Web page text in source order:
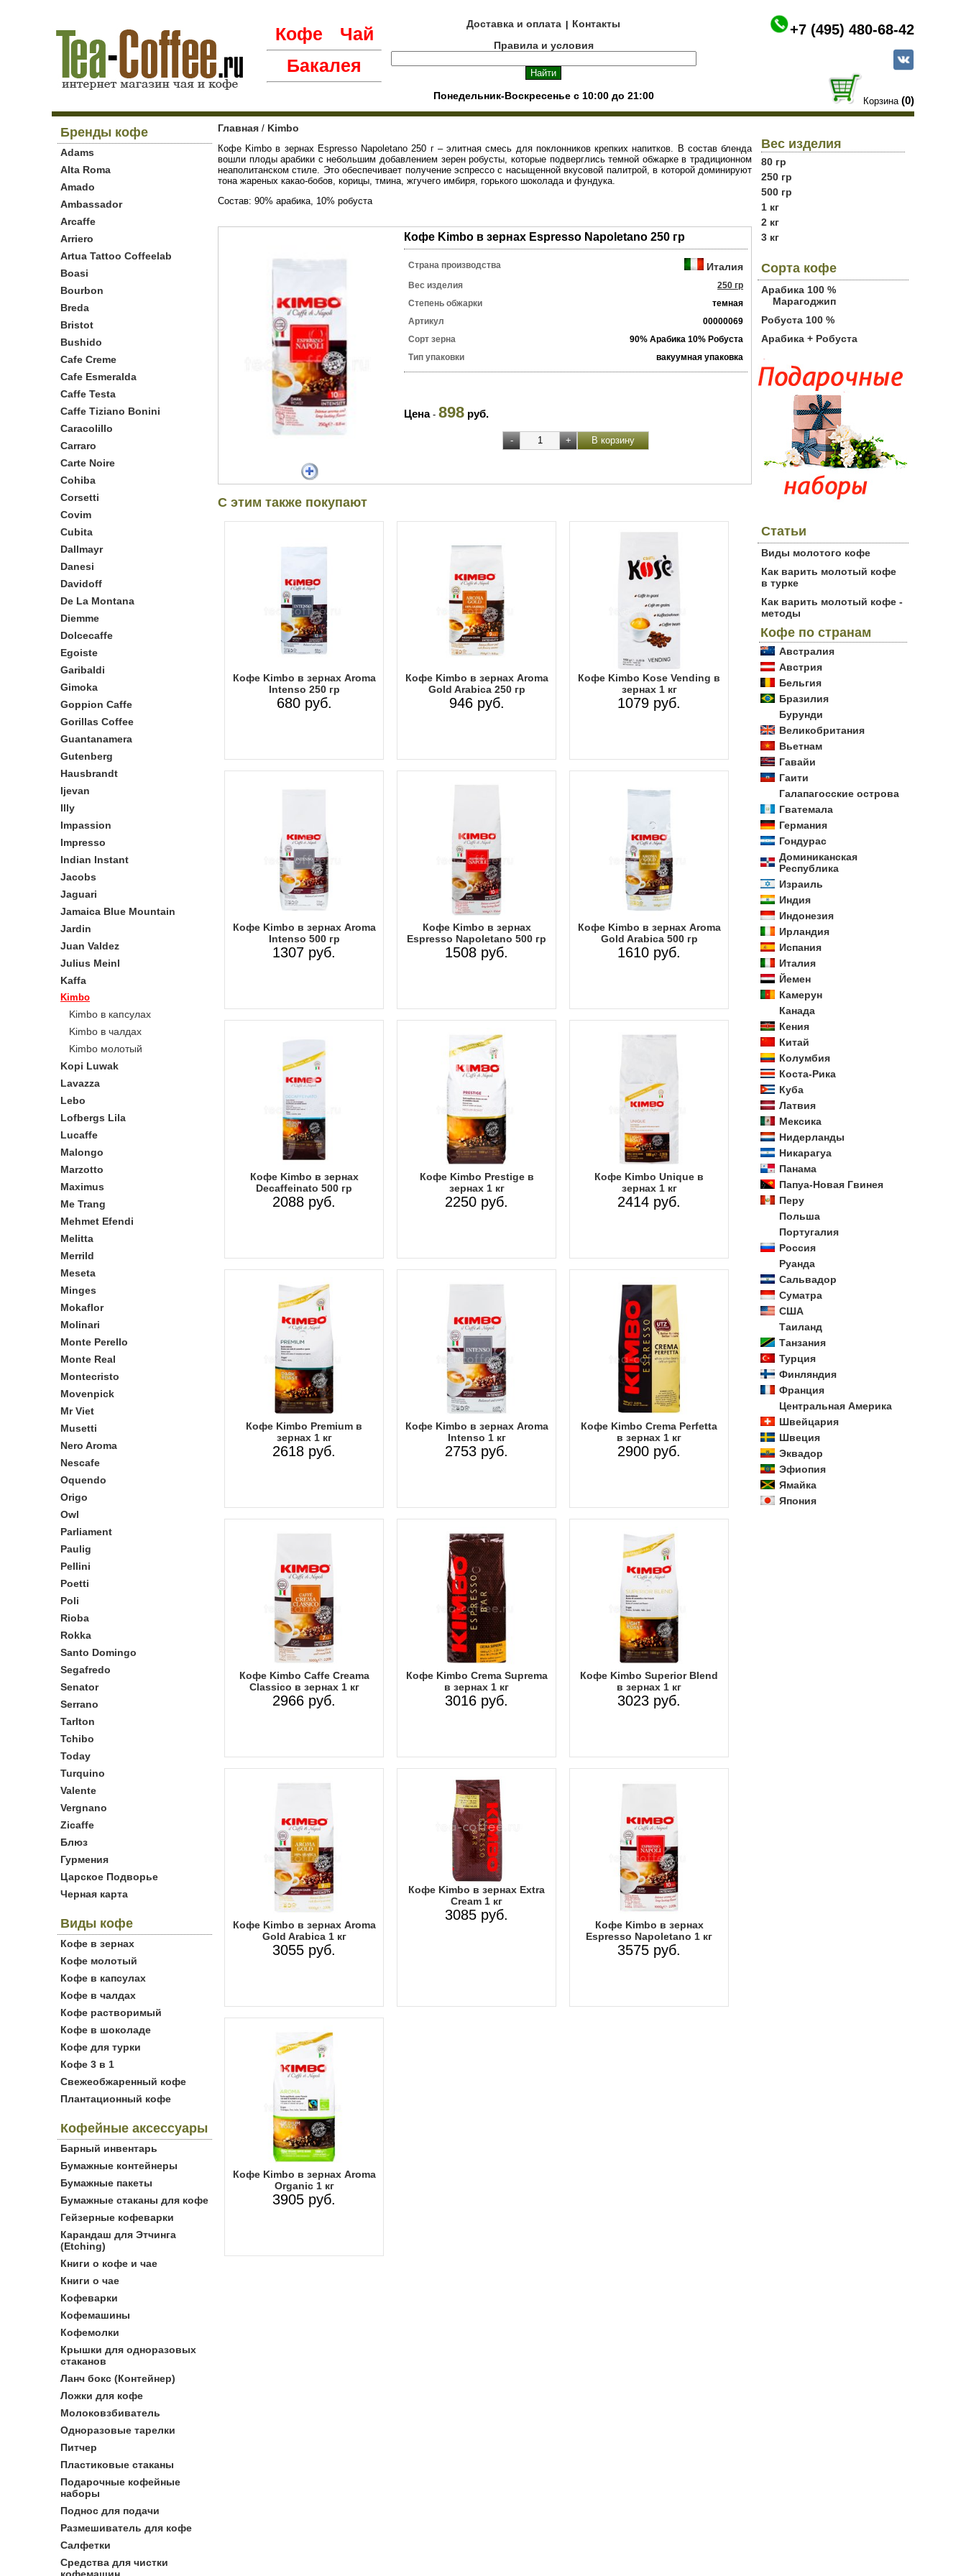
Кофе
Чай
Бакалея
Доставка и оплата
Контакты
Правила и условия
Понедельник-Воскресенье с 10:00 до 21:00
+7 (495) 480-68-42
Корзина (0)
Бренды кофе
Adams
Alta Roma
Amado
Ambassador
Arcaffe
Arriero
Artua Tattoo Coffeelab
Boasi
Bourbon
Breda
Bristot
Bushido
Cafe Creme
Cafe Esmeralda
Caffe Testa
Caffe Tiziano Bonini
Caracolillo
Carraro
Carte Noire
Cohiba
Corsetti
Covim
Cubita
Dallmayr
Danesi
Davidoff
De La Montana
Diemme
Dolcecaffe
Egoiste
Garibaldi
Gimoka
Goppion Caffe
Gorillas Coffee
Guantanamera
Gutenberg
Hausbrandt
Ijevan
Illy
Impassion
Impresso
Indian Instant
Jacobs
Jaguari
Jamaica Blue Mountain
Jardin
Juan Valdez
Julius Meinl
Kaffa
Kimbo
Kimbo в капсулах
Kimbo в чалдах
Kimbo молотый
Kopi Luwak
Lavazza
Lebo
Lofbergs Lila
Lucaffe
Malongo
Marzotto
Maximus
Me Trang
Mehmet Efendi
Melitta
Merrild
Meseta
Minges
Mokaflor
Molinari
Monte Perello
Monte Real
Montecristo
Movenpick
Mr Viet
Musetti
Nero Aroma
Nescafe
Oquendo
Origo
Owl
Parliament
Paulig
Pellini
Poetti
Poli
Rioba
Rokka
Santo Domingo
Segafredo
Senator
Serrano
Tarlton
Tchibo
Today
Turquino
Valente
Vergnano
Zicaffe
Блюз
Гурмения
Царское Подворье
Черная карта
Виды кофе
Кофе в зернах
Кофе молотый
Кофе в капсулах
Кофе в чалдах
Кофе растворимый
Кофе в шоколаде
Кофе для турки
Кофе 3 в 1
Свежеобжаренный кофе
Плантационный кофе
Кофейные аксессуары
Барный инвентарь
Бумажные контейнеры
Бумажные пакеты
Бумажные стаканы для кофе
Гейзерные кофеварки
Карандаш для Этчинга
(Etching)
Книги о кофе и чае
Книги о чае
Кофеварки
Кофемашины
Кофемолки
Крышки для одноразовых
стаканов
Ланч бокс (Контейнер)
Ложки для кофе
Молоковзбиватель
Одноразовые тарелки
Питчер
Пластиковые стаканы
Подарочные кофейные
наборы
Поднос для подачи
Размешиватель для кофе
Салфетки
Средства для чистки
Главная / Kimbo
Кофе Kimbo в зернах Espresso Napoletano 250 г – элитная смесь для поклонников крепких напитков. В состав бленда
вошли плоды арабики с небольшим добавлением зерен робусты, которые подверглись темной обжарке в традиционном
неаполитанском стиле. Это обеспечивает получение эспрессо с насыщенной вкусовой палитрой, в которой доминируют
тона жареных какао-бобов, корицы, тмина, жгучего имбиря, горького шоколада и фундука.
Состав: 90% арабика, 10% робуста
Кофе Kimbo в зернах Espresso Napoletano 250 гр
Страна производства Италия
Вес изделия
250 гр
Степень обжарки
темная
Артикул
00000069
Сорт зерна
90% Арабика 10% Робуста
Тип упаковки
вакуумная упаковка
Цена- 898 руб.
С этим также покупают
Кофе Kimbo в зернах Aroma
Intenso 250 гр
680 руб.
Кофе Kimbo в зернах Aroma
Gold Arabica 250 гр
946 руб.
Кофе Kimbo Kose Vending в
зернах 1 кг
1079 руб.
Кофе Kimbo в зернах Aroma
Intenso 500 гр
1307 руб.
Кофе Kimbo в зернах
Espresso Napoletano 500 гр
1508 руб.
Кофе Kimbo в зернах Aroma
Gold Arabica 500 гр
1610 руб.
Кофе Kimbo в зернах
Decaffeinato 500 гр
2088 руб.
Кофе Kimbo Prestige в
зернах 1 кг
2250 руб.
Кофе Kimbo Unique в
зернах 1 кг
2414 руб.
Кофе Kimbo Premium в
зернах 1 кг
2618 руб.
Кофе Kimbo в зернах Aroma
Intenso 1 кг
2753 руб.
Кофе Kimbo Crema Perfetta
в зернах 1 кг
2900 руб.
Кофе Kimbo Caffe Creama
Classico в зернах 1 кг
2966 руб.
Кофе Kimbo Crema Suprema
в зернах 1 кг
3016 руб.
Кофе Kimbo Superior Blend
в зернах 1 кг
3023 руб.
Кофе Kimbo в зернах Aroma
Gold Arabica 1 кг
3055 руб.
Кофе Kimbo в зернах Extra
Cream 1 кг
3085 руб.
Кофе Kimbo в зернах
Espresso Napoletano 1 кг
3575 руб.
Кофе Kimbo в зернах Aroma
Organic 1 кг
3905 руб.
Вес изделия
80 гр
250 гр
500 гр
1 кг
2 кг
3 кг
Сорта кофе
Арабика 100 %
Марагоджип
Робуста 100 %
Арабика + Робуста
Статьи
Виды молотого кофе
Как варить молотый кофе
в турке
Как варить молотый кофе -
методы
Кофе по странам
Австралия
Австрия
Бельгия
Бразилия
Бурунди
Великобритания
Вьетнам
Гавайи
Гаити
Галапагосские острова
Гватемала
Германия
Гондурас
Доминиканская
Республика
Израиль
Индия
Индонезия
Ирландия
Испания
Италия
Йемен
Камерун
Канада
Кения
Китай
Колумбия
Коста-Рика
Куба
Латвия
Мексика
Нидерланды
Никарагуа
Панама
Папуа-Новая Гвинея
Перу
Польша
Португалия
Россия
Руанда
Сальвадор
Суматра
США
Таиланд
Танзания
Турция
Финляндия
Франция
Центральная Америка
Швейцария
Швеция
Эквадор
Эфиопия
Ямайка
Япония